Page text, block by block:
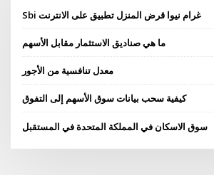
Sbi غرام نيوا قرض المنزل تطبيق على الانترنت
ما هي صناديق الاستثمار مقابل الأسهم
معدل تنافسية من الأجور
كيفية سحب بيانات سوق الأسهم إلى التفوق
سوق الاسكان في المملكة المتحدة في المستقبل